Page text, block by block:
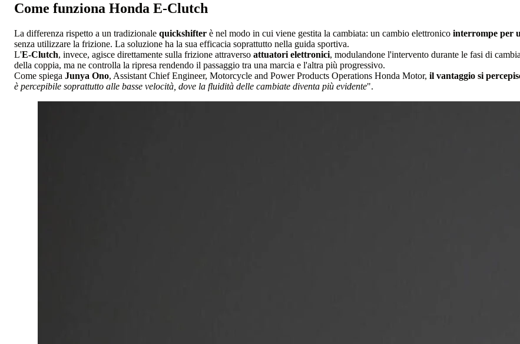
Come funziona Honda E-Clutch
La differenza rispetto a un tradizionale quickshifter è nel modo in cui viene gestita la cambiata: un cambio elettronico interrompe per
senza utilizzare la frizione. La soluzione ha la sua efficacia soprattutto nella guida sportiva.
L'E-Clutch, invece, agisce direttamente sulla frizione attraverso attuatori elettronici, modulandone l'intervento durante le fasi di
della coppia, ma ne controlla la ripresa rendendo il passaggio tra una marcia e l'altra più progressivo.
Come spiega Junya Ono, Assistant Chief Engineer, Motorcycle and Power Products Operations Honda Motor, il vantaggio si
è percepibile soprattutto alle basse velocità, dove la fluidità delle cambiate diventa più evidente".